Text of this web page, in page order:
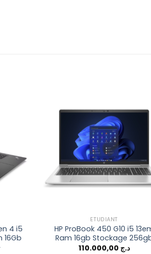
4 i5
16Gb
ETUDIANT
HP ProBook 450 G10 i5
Ram 16gb Stockage
د.ج